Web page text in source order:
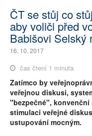
ČT se stůj co
aby voliči před
Babišovi Selský
16. 10. 2017
čas čtení 1 minuta
Zatímco by
veřejnou diskusi,
"bezpečné", konvenční
stimulaci veřejné
ustupování mocným.